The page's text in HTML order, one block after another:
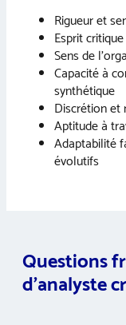
Rigueur et
Esprit
Sens de
Capacité à
synthétique
Discrétion et
Aptitude à
Adaptabilité
évolutifs
Questions
d’analyste